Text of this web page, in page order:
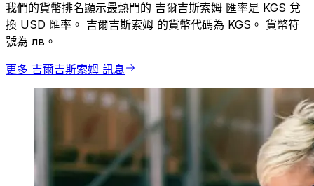
我們的貨幣排名顯示最熱門的 吉爾吉斯索姆 匯率是 KGS 兌
換 USD 匯率。 吉爾吉斯索姆 的貨幣代碼為 KGS。 貨幣符
號為 лв。
更多 吉爾吉斯索姆 訊息